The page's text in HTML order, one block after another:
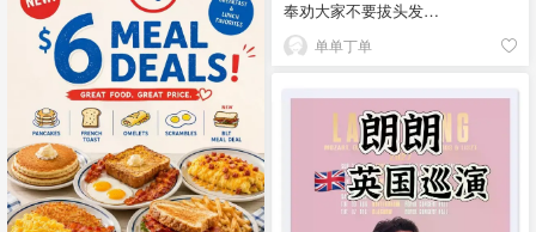
奉劝大家不要拔头发…
单单丁单